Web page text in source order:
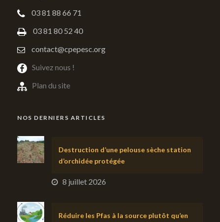
03 81 88 66 71
03 81 80 52 40
contact@cpepesc.org
Suivez nous !
Plan du site
NOS DERNIERS ARTICLES
Destruction d’une pelouse sèche station
d’orchidée protégée
8 juillet 2026
Réduire les Pfas à la source plutôt qu’en